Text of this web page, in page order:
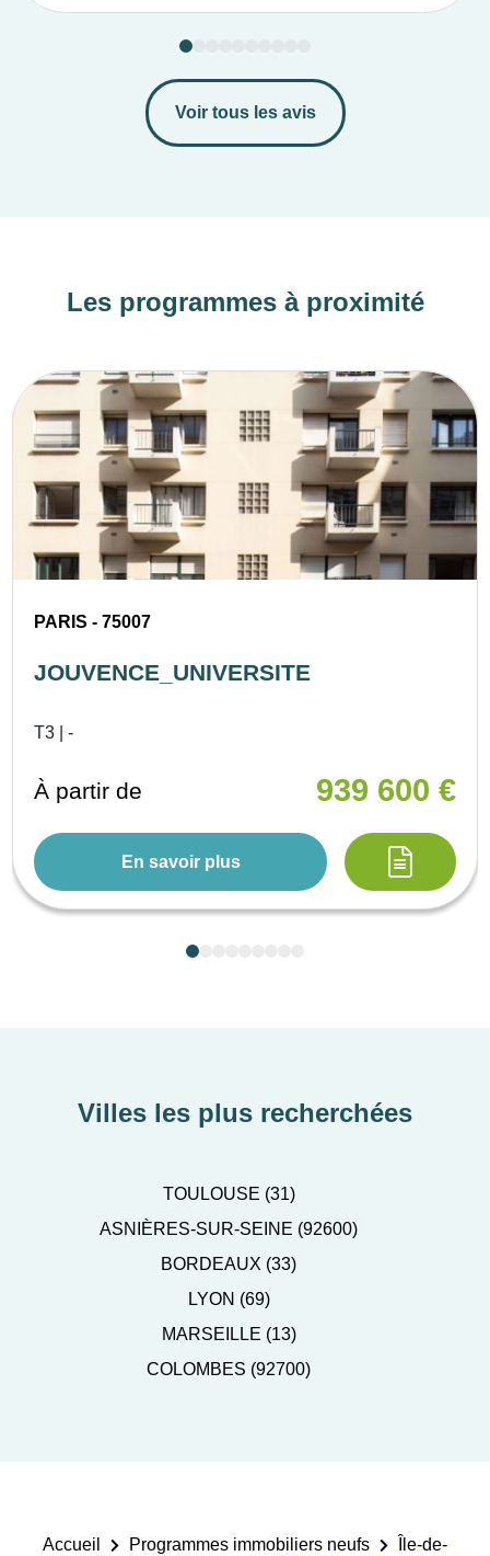
Voir tous les avis
Les programmes à proximité
PARIS - 75007
JOUVENCE_UNIVERSITE
T3 | -
À partir de 939 600 €
En savoir plus
Villes les plus recherchées
TOULOUSE (31)
ASNIÈRES-SUR-SEINE (92600)
BORDEAUX (33)
LYON (69)
MARSEILLE (13)
COLOMBES (92700)
Accueil Programmes immobiliers neufs
Île-de-